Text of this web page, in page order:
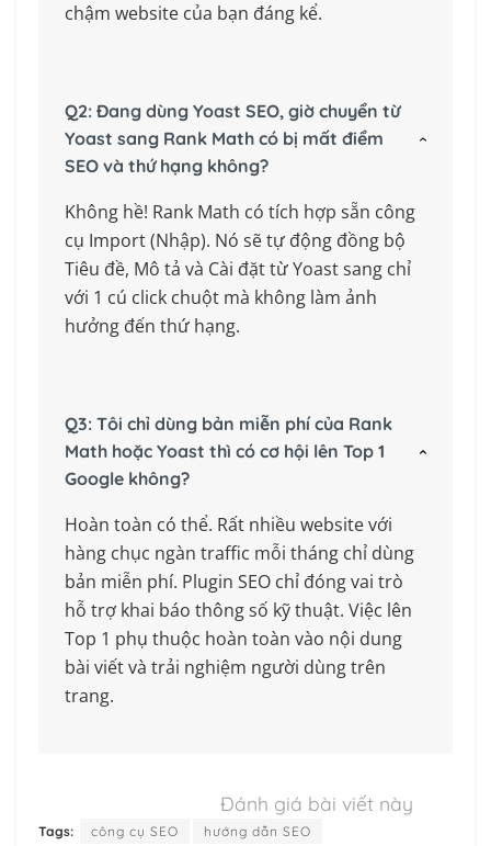
chậm website của bạn đáng kể.
Q2: Đang dùng Yoast SEO, giờ chuyển từ
Yoast sang Rank Math có bị mất điểm
SEO và thứ hạng không?
Không hề! Rank Math có tích hợp sẵn công
cụ Import (Nhập). Nó sẽ tự động đồng bộ
Tiêu đề, Mô tả và Cài đặt từ Yoast sang chỉ
với 1 cú click chuột mà không làm ảnh
hưởng đến thứ hạng.
Q3: Tôi chỉ dùng bản miễn phí của Rank
Math hoặc Yoast thì có cơ hội lên Top 1
Google không?
Hoàn toàn có thể. Rất nhiều website với
hàng chục ngàn traffic mỗi tháng chỉ dùng
bản miễn phí. Plugin SEO chỉ đóng vai trò
hỗ trợ khai báo thông số kỹ thuật. Việc lên
Top 1 phụ thuộc hoàn toàn vào nội dung
bài viết và trải nghiệm người dùng trên
trang.
Đánh giá bài viết này
Tags: công cụ SEO
hướng dẫn SEO